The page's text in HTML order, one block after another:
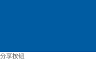
分享按钮